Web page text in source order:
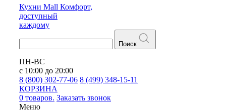
Кухни Mall Комфорт,
доступный
каждому
Поиск
ПН-ВС
с 10:00 до 20:00
8 (800) 302-77-06 8 (499) 348-15-11
КОРЗИНА
0 товаров. Заказать звонок
Меню